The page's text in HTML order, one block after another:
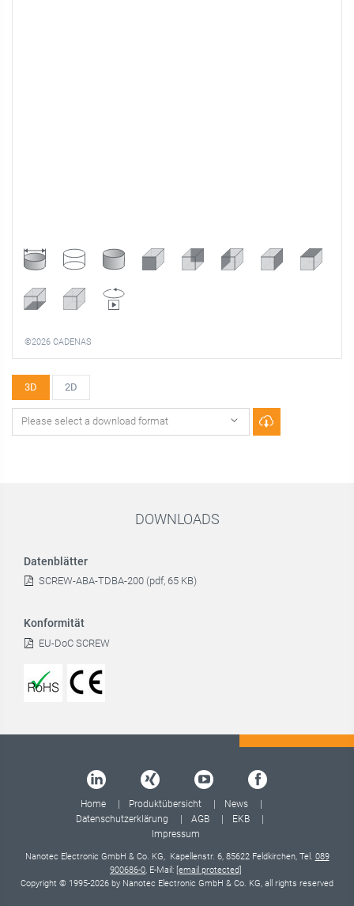
©2026 CADENAS
3D 2D
DOWNLOADS
Datenblätter
SCREW-ABA-TDBA-200 (pdf, 65 KB)
Konformität
EU-DoC SCREW
Home Produktübersicht
News
Datenschutzerklärung
AGB
EKB
Impressum
Nanotec Electronic GmbH & Co. KG, Kapellenstr. 6, 85622 Feldkirchen, Tel. 089
900686-0 , E-Mail: [email protected]
Copyright © 1995-2026 by Nanotec Electronic GmbH & Co. KG, all rights reserved